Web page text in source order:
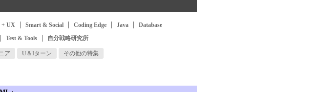
+ UX Smart & Social Coding Edge Java
Database
Test & Tools 自分戦略研究所
ア U＆Iターン その他の特集